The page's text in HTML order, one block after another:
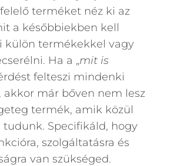
terméket néz ki az
a későbbiekben kell
külön termékekkel vagy
Ha a „mit is
felteszi mindenki
akkor már bőven nem lesz
termék, amik közül
tudunk. Specifikáld, hogy
szolgáltatásra és
van szükséged.